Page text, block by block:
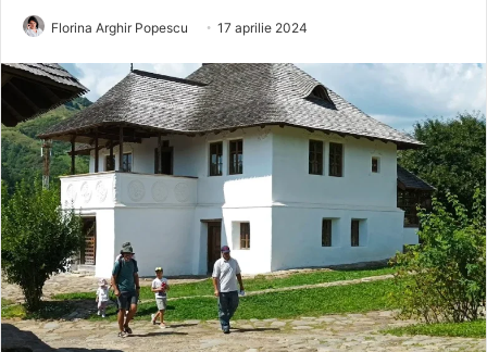
Florina Arghir Popescu 17 aprilie 2024